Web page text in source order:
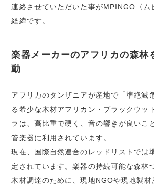
連絡させていただいた事がMPINGO〈ム
経緯です。
楽器メーカーのアフリカの森林
動
アフリカのタンザニアが産地で「準絶滅
る希少な木材アフリカン・ブラックウッ
ラは、高比重で硬く、音の響きが良いこ
管楽器に利用されています。
現在、国際自然連合のレッドリストでは
定されています。楽器の持続可能な森林
木材調達のために、現地NGOや現地製材